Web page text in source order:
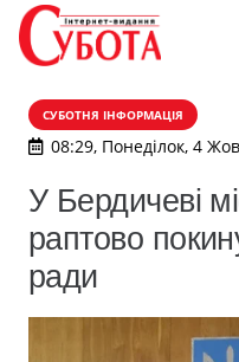
СУБОТНЯ ІНФОРМАЦІЯ
08:29, Понеділок, 4
У Бердичеві
раптово
ради